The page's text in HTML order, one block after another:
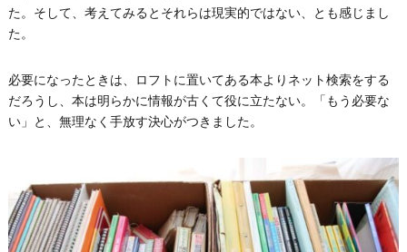
た。そして、考えてみるとそれらは現実的ではない、とも感じまし
た。
必要になったときは、ロフトに置いてある本よりネット検索をする
だろうし、本は明らかに情報が古くて役に立たない。「もう必要な
い」と、無理なく手放す決心がつきました。